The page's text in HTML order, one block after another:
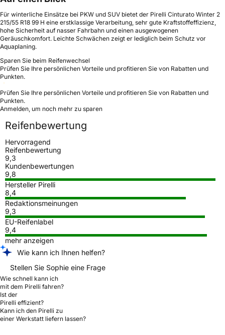
Für winterliche Einsätze bei PKW und SUV bietet der Pirelli Cinturato Winter 2
215/55 R18 99 H eine erstklassige Verarbeitung, sehr gute Kraftstoffeffizienz,
hohe Sicherheit auf nasser Fahrbahn und einen ausgewogenen
Geräuschkomfort. Leichte Schwächen zeigt er lediglich beim Schutz vor
Aquaplaning.
Sparen Sie beim Reifenwechsel
Prüfen Sie Ihre persönlichen Vorteile und profitieren Sie von Rabatten und
Punkten.
Prüfen Sie Ihre persönlichen Vorteile und profitieren Sie von Rabatten und
Punkten.
Anmelden, um noch mehr zu sparen
Reifenbewertung
Hervorragend
Reifenbewertung
9,3
Kundenbewertungen
9,8
Hersteller Pirelli
8,4
Redaktionsmeinungen
9,3
EU-Reifenlabel
9,4
mehr anzeigen
Wie kann ich Ihnen helfen?
Stellen Sie Sophie eine Frage
Wie schnell kann ich
mit dem Pirelli fahren?
Ist der
Pirelli effizient?
Kann ich den Pirelli zu
einer Werkstatt liefern lassen?